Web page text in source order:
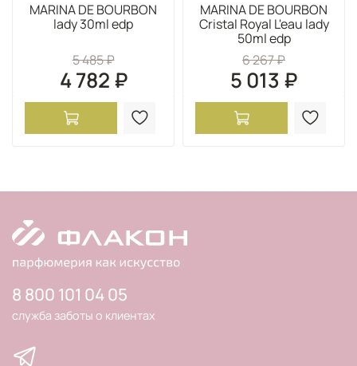
MARINA DE BOURBON
lady 30ml edp
5 485 ₽
4 782 ₽
MARINA DE BOURBON
Cristal Royal L'eau lady
50ml edp
6 267 ₽
5 013 ₽
8 800 101 04 05
служба заботы о клиентах